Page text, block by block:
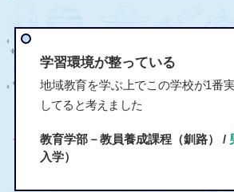
学習環境が整っている
地域教育を学ぶ上でこの学校が1番
してると考えました
教育学部－教員養成課程（釧路） /
入学）